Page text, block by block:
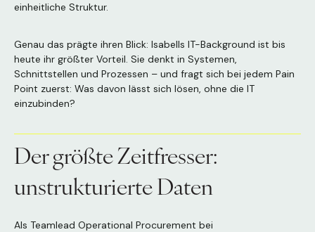
einheitliche Struktur.
Genau das prägte ihren Blick: Isabells IT-Background ist bis
heute ihr größter Vorteil. Sie denkt in Systemen,
Schnittstellen und Prozessen – und fragt sich bei jedem Pain
Point zuerst: Was davon lässt sich lösen, ohne die IT
einzubinden?
Der größte Zeitfresser:
unstrukturierte Daten
Als Teamlead Operational Procurement bei